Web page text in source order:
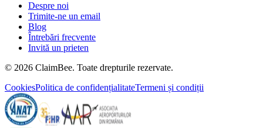
Despre noi
Trimite-ne un email
Blog
Întrebări frecvente
Invită un prieten
© 2026 ClaimBee. Toate drepturile rezervate.
CookiesPolitica de confidențialitateTermeni și condiții